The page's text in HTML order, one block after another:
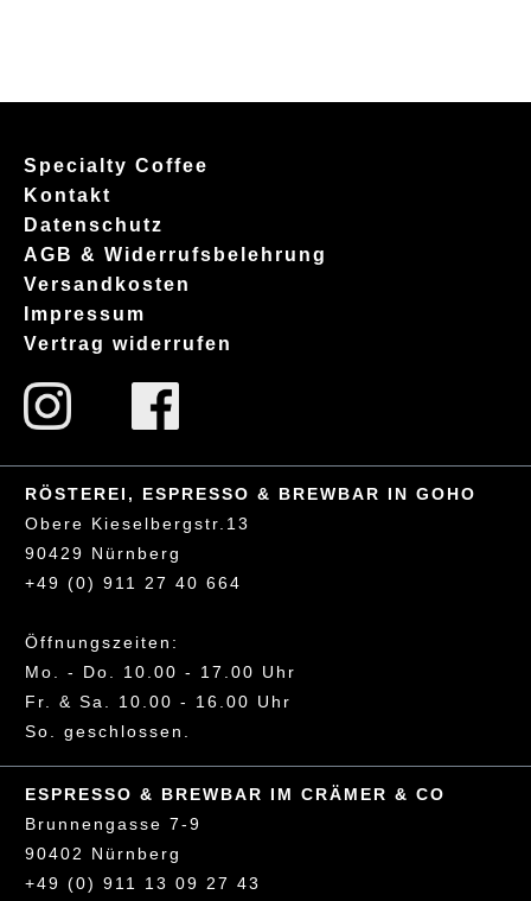
Specialty Coffee
Kontakt
Datenschutz
AGB & Widerrufsbelehrung
Versandkosten
Impressum
Vertrag widerrufen
RÖSTEREI, ESPRESSO & BREWBAR IN GOHO
Obere Kieselbergstr.13
90429 Nürnberg
+49 (0) 911 27 40 664
Öffnungszeiten:
Mo. - Do. 10.00 - 17.00 Uhr
Fr. & Sa. 10.00 - 16.00 Uhr
So. geschlossen.
ESPRESSO & BREWBAR IM CRÄMER & CO
Brunnengasse 7-9
90402 Nürnberg
+49 (0) 911 13 09 27 43